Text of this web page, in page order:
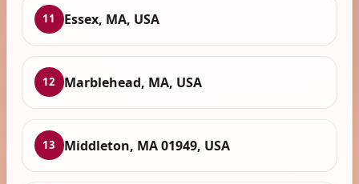
11 Essex, MA, USA
12 Marblehead, MA, USA
13 Middleton, MA 01949, USA